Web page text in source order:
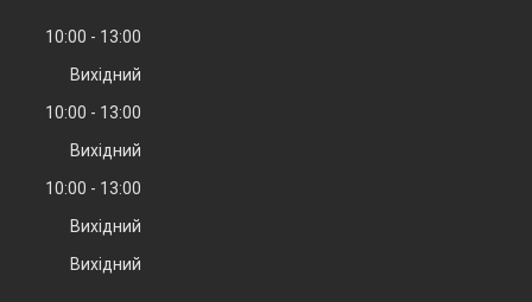
10:00
13:00
Вихідний
10:00
13:00
Вихідний
10:00
13:00
Вихідний
Вихідний